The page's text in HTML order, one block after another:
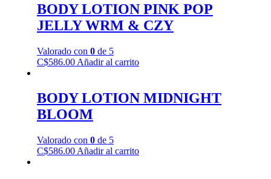
BODY LOTION PINK POP
JELLY WRM & CZY
Valorado con 0de 5
C$586.00 Añadir al carrito
BODY LOTION MIDNIGHT
BLOOM
Valorado con 0de 5
C$586.00 Añadir al carrito